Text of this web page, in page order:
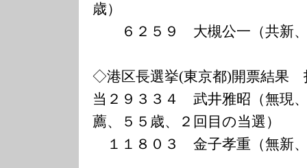
歳）
６２５９ 大槻公一（共新、
◇港区長選挙(東京都)開票結果
当２９３３４ 武井雅昭（無現
薦、５５歳、２回目の当選）
１１８０３ 金子孝重（無新